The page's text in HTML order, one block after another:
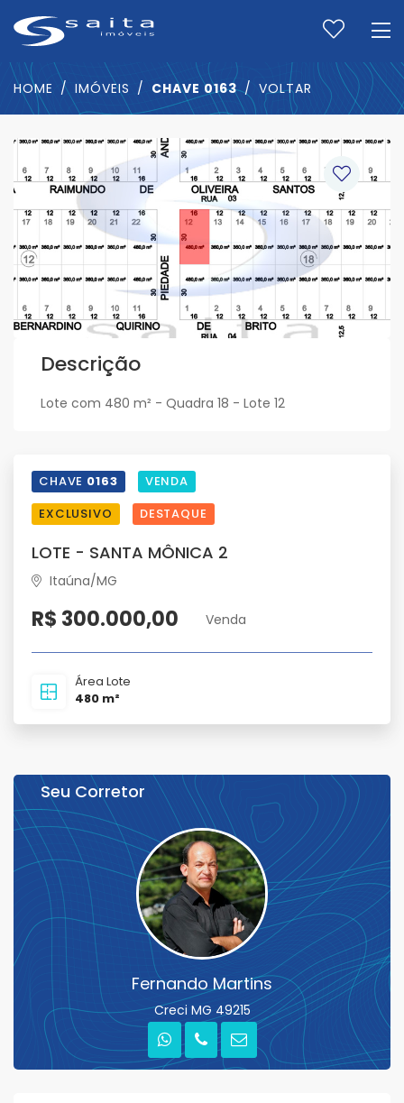
HOME IMÓVEIS CHAVE 0163 VOLTAR
Descrição
Lote com 480 m² - Quadra 18 - Lote 12
CHAVE 0163
VENDA
EXCLUSIVO
DESTAQUE
LOTE - SANTA MÔNICA 2
Itaúna/MG
R$ 300.000,00 Venda
Área Lote
480 m²
Seu Corretor
Fernando Martins
Creci MG 49215